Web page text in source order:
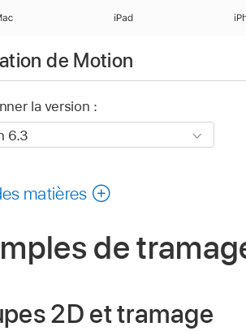
iPad
de Motion
la version :
matières
de
2D et tramage